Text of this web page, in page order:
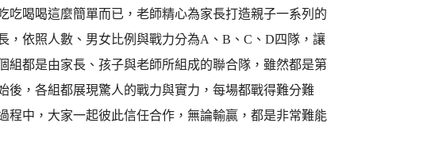
喝喝這麼簡單而已，老師精心為家長打造親子一系列的
，依照人數、男女比例與戰力分為A、B、C、D四隊，讓
都是由家長、孩子與老師所組成的聯合隊，雖然都是第
後，各組都展現驚人的戰力與實力，每場都戰得難分難
中，大家一起彼此信任合作，無論輸贏，都是非常難能